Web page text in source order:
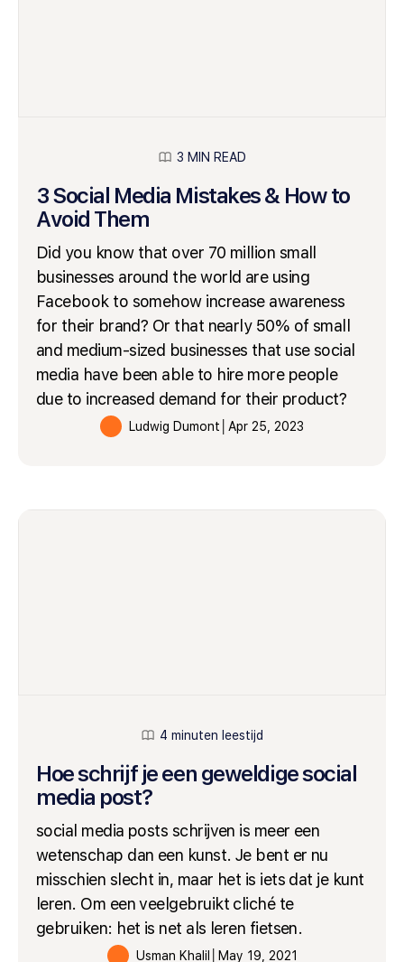
3 MIN READ
3 Social Media Mistakes & How to
Avoid Them
Did you know that over 70 million small
businesses around the world are using
Facebook to somehow increase awareness
for their brand? Or that nearly 50% of small
and medium-sized businesses that use social
media have been able to hire more people
due to increased demand for their product?
Ludwig Dumont Apr 25, 2023
4 minuten leestijd
Hoe schrijf je een geweldige social
media post?
social media posts schrijven is meer een
wetenschap dan een kunst. Je bent er nu
misschien slecht in, maar het is iets dat je kunt
leren. Om een veelgebruikt cliché te
gebruiken: het is net als leren fietsen.
Usman Khalil May 19, 2021